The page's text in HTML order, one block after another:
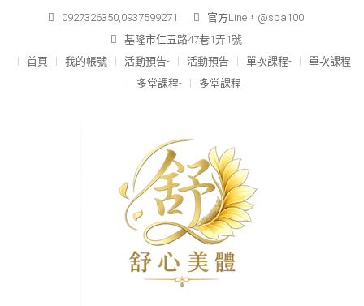
content
0927326350,0937599271
官方Line，@spa100
基隆市仁五路47巷1弄1號
首頁
我的帳號 活動預告- 活動預告 單次課程-
單次課程
多堂課程-
多堂課程